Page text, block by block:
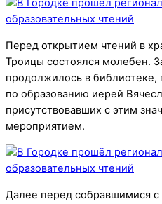
Перед открытием чтений в
Троицы состоялся молебен.
продолжилось в
по образованию иерей
присутствовавших с этим
мероприятием.
Далее перед собравшимися